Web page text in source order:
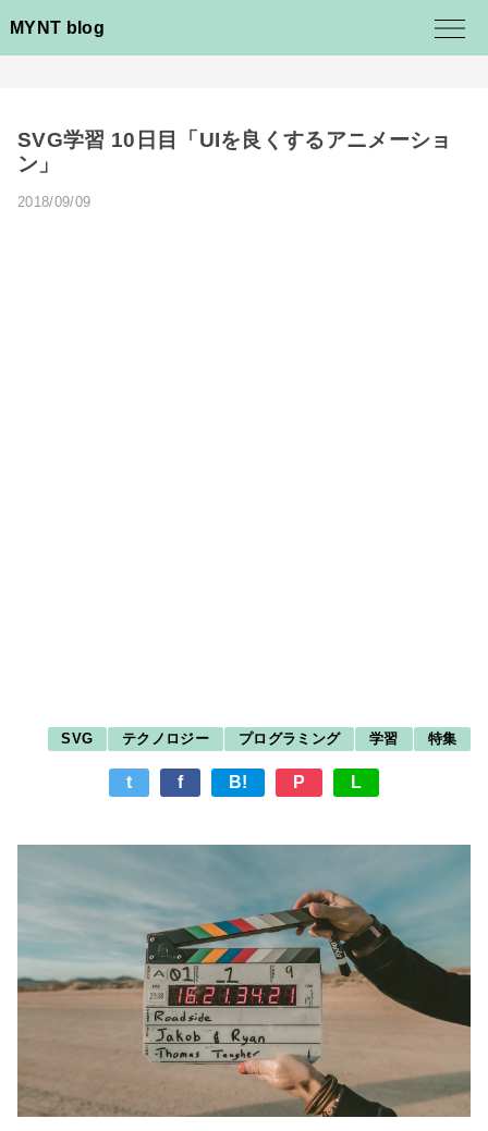
MYNT blog
SVG学習 10日目「UIを良くするアニメーショ
ン」
2018/09/09
SVG テクノロジー プログラミング 学習 特集
t f B! P L